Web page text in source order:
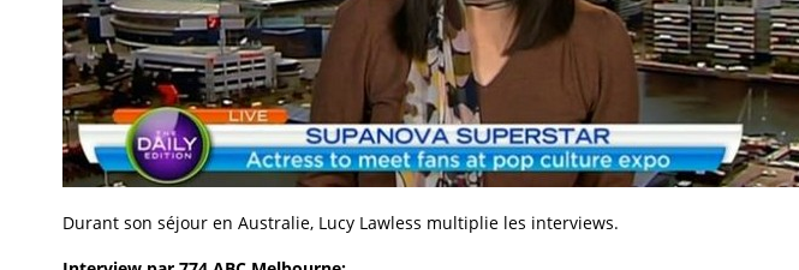
Durant son séjour en Australie, Lucy Lawless multiplie les interviews.